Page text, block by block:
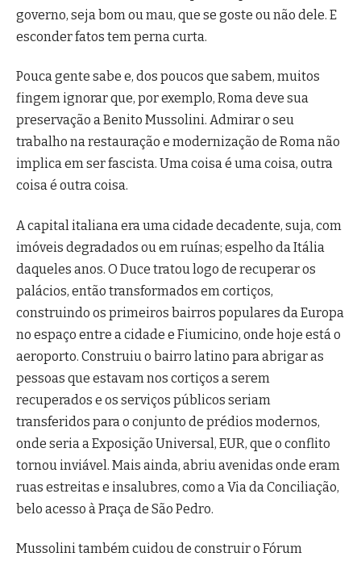
governo, seja bom ou mau, que se goste ou não dele. E
esconder fatos tem perna curta.
Pouca gente sabe e, dos poucos que sabem, muitos
fingem ignorar que, por exemplo, Roma deve sua
preservação a Benito Mussolini. Admirar o seu
trabalho na restauração e modernização de Roma não
implica em ser fascista. Uma coisa é uma coisa, outra
coisa é outra coisa.
A capital italiana era uma cidade decadente, suja, com
imóveis degradados ou em ruínas; espelho da Itália
daqueles anos. O Duce tratou logo de recuperar os
palácios, então transformados em cortiços,
construindo os primeiros bairros populares da Europa
no espaço entre a cidade e Fiumicino, onde hoje está o
aeroporto. Construiu o bairro latino para abrigar as
pessoas que estavam nos cortiços a serem
recuperados e os serviços públicos seriam
transferidos para o conjunto de prédios modernos,
onde seria a Exposição Universal, EUR, que o conflito
tornou inviável. Mais ainda, abriu avenidas onde eram
ruas estreitas e insalubres, como a Via da Conciliação,
belo acesso à Praça de São Pedro.
Mussolini também cuidou de construir o Fórum